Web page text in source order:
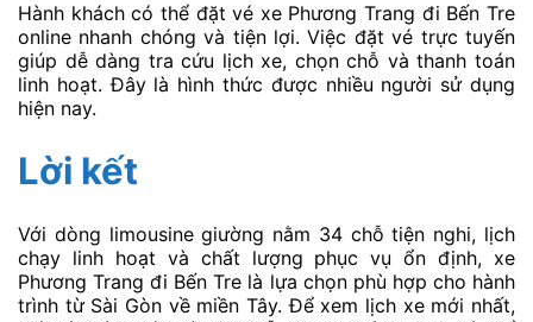
Hành khách có thể đặt vé xe Phương Trang đi Bến Tre
online nhanh chóng và tiện lợi. Việc đặt vé trực tuyến
giúp dễ dàng tra cứu lịch xe, chọn chỗ và thanh toán
linh hoạt. Đây là hình thức được nhiều người sử dụng
hiện nay.
Lời kết
Với dòng limousine giường nằm 34 chỗ tiện nghi, lịch
chạy linh hoạt và chất lượng phục vụ ổn định, xe
Phương Trang đi Bến Tre là lựa chọn phù hợp cho hành
trình từ Sài Gòn về miền Tây. Để xem lịch xe mới nhất,